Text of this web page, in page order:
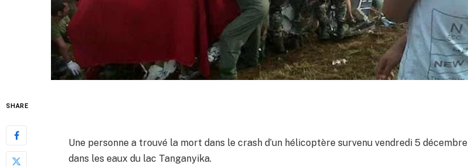
SHARE
Une personne a trouvé la mort dans le crash d’un hélicoptère survenu vendredi 5 décembre
dans les eaux du lac Tanganyika.